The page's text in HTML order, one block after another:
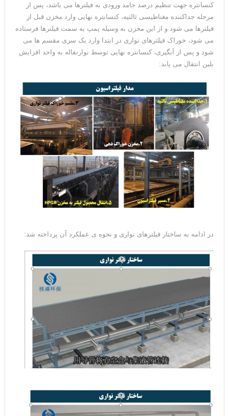
کنسانتره جهت تنظیم درصد جامد ورودی به فیلترها می باشد، پس از
مرحله جداکننده مغناطیسی ثالثیه، کنسانتره نهایی وارد مخزن قبل از
فیلترها می شود و از این مخزن به وسیله پمپ به سمت فیلترها فرستاده
می شود، خوراک فیلترهای نواری در ابتدا وارد یک سری مقسم ها می
شود و پس از آبگیری، کنسانتره نهایی توسط نوارنقاله به واحد افزایش
بلین انتقال می یابد:
در ادامه به ساختار فیلترهای نواری و نحوه ی عملکرد آن پرداخته شد: